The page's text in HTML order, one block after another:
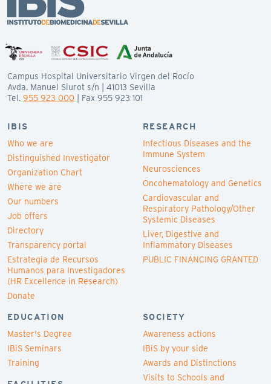
Campus Hospital Universitario Virgen del Rocío
Avda. Manuel Siurot s/n | 41013 Sevilla
Tel. 955 923 000 | Fax 955 923 101
IBIS
Who we are
Distinguished Investigator
Organization Chart
Where we are
Our numbers
Job offers
Directory
Transparency portal
Estrategia de Recursos
Humanos para Investigadores
(HR Excellence in Research)
Donate
RESEARCH
Infectious Diseases and the
Immune System
Neurosciences
Oncohematology and Genetics
Cardiovascular and
Respiratory Pathology/Other
Systemic Diseases
Liver, Digestive and
Inflammatory Diseases
PUBLIC FINANCING GRANTED
EDUCATION
Master's Degree
IBiS Seminars
Training
SOCIETY
Awareness actions
IBiS by your side
Awards and Distinctions
Visits to Schools and